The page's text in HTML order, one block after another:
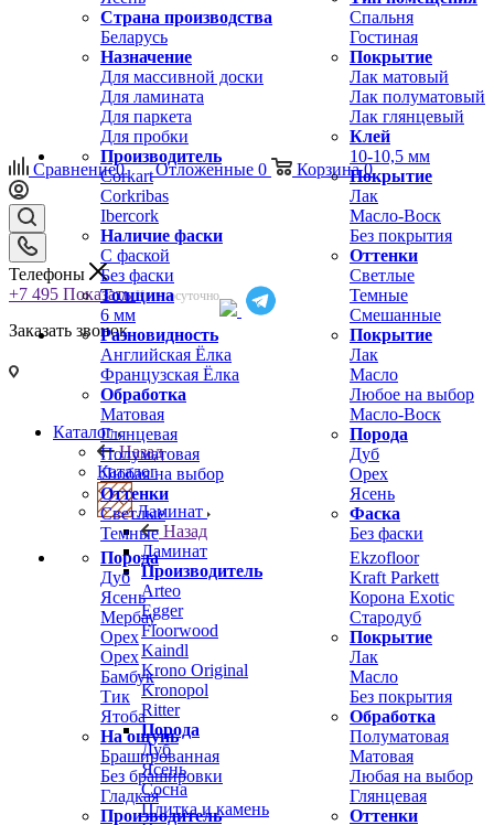
Страна производства
Беларусь
Спальня
Гостиная
Назначение
Для массивной доски
Для ламината
Для паркета
Для пробки
Покрытие
Лак матовый
Лак полуматовый
Лак глянцевый
Клей
Производитель
Corkart
Corkribas
Ibercork
Наличие фаски
С фаской
Без фаски
Толщина
6 мм
10-10,5 мм
Покрытие
Лак
Масло-Воск
Без покрытия
Оттенки
Светлые
Темные
Смешанные
Разновидность
Английская Ёлка
Французская Ёлка
Обработка
Матовая
Глянцевая
Полуматовая
Любая на выбор
Оттенки
Светлые
Темные
Покрытие
Лак
Масло
Любое на выбор
Масло-Воск
Порода
Дуб
Орех
Ясень
Фаска
Без фаски
Порода
Дуб
Ясень
Мербау
Орех
Орех
Бамбук
Тик
Ятоба
На ощупь
Брашированная
Без брашировки
Гладкая
Производитель
Ekzofloor
Kraft Parkett
Корона Exotic
Стародуб
Покрытие
Лак
Масло
Без покрытия
Обработка
Полуматовая
Матовая
Любая на выбор
Глянцевая
Оттенки
Сравнение0 Отложенные 0 Корзина 0
Телефоны
+7 495 Показать Круглосуточно
Заказать звонок
Каталог
Назад
Каталог
Ламинат
Назад
Ламинат
Производитель
Arteo
Egger
Floorwood
Kaindl
Krono Original
Kronopol
Ritter
Порода
Дуб
Ясень
Сосна
Плитка и камень